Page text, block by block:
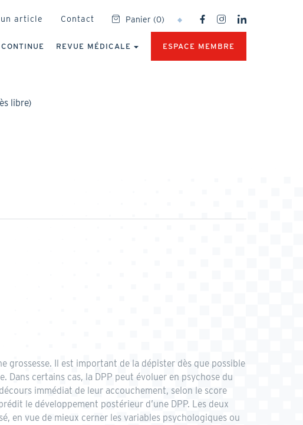
article Contact Panier (0)
SOCIAL
NETWORKS
REVUE MÉDICALE ESPACE MEMBRE
libre)
grossesse. Il est important de la dépister dès que possible
Dans certains cas, la DPP peut évoluer en psychose du
immédiat de leur accouchement, selon le score
le développement postérieur d’une DPP. Les deux
en vue de mieux cerner les variables psychologiques ou